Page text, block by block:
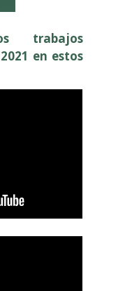
trabajos
en estos